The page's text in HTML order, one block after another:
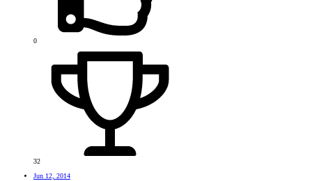
0
32
Jun 12, 2014